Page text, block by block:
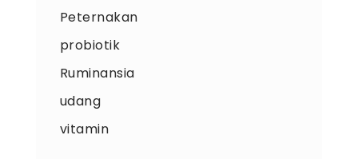
Peternakan
probiotik
Ruminansia
udang
vitamin